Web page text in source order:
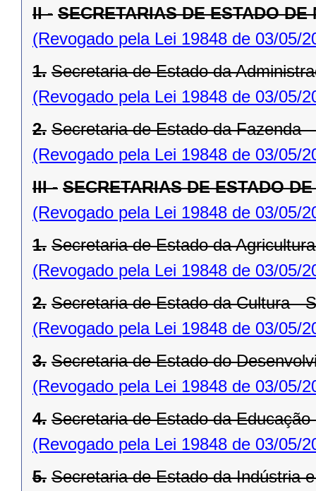
II - SECRETARIAS DE ESTADO
(Revogado pela Lei 19848 de 03/05/
1. Secretaria de Estado da
(Revogado pela Lei 19848 de 03/05/
2. Secretaria de Estado da Fazenda
(Revogado pela Lei 19848 de 03/05/
III - SECRETARIAS DE ESTADO
(Revogado pela Lei 19848 de 03/05/
1. Secretaria de Estado da
(Revogado pela Lei 19848 de 03/05/
2. Secretaria de Estado da Cultura -
(Revogado pela Lei 19848 de 03/05/
3. Secretaria de Estado do
(Revogado pela Lei 19848 de 03/05/
4. Secretaria de Estado da Educação
(Revogado pela Lei 19848 de 03/05/
5. Secretaria de Estado da Indústria